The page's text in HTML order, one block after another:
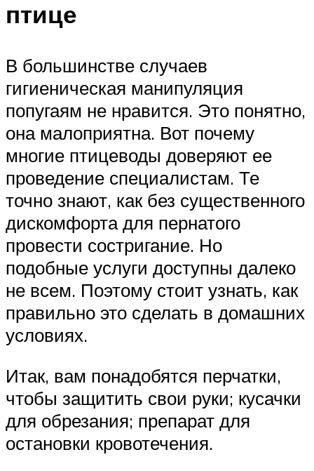
птице
В большинстве случаев
гигиеническая манипуляция
попугаям не нравится. Это понятно,
она малоприятна. Вот почему
многие птицеводы доверяют ее
проведение специалистам. Те
точно знают, как без существенного
дискомфорта для пернатого
провести состригание. Но
подобные услуги доступны далеко
не всем. Поэтому стоит узнать, как
правильно это сделать в домашних
условиях.
Итак, вам понадобятся перчатки,
чтобы защитить свои руки; кусачки
для обрезания; препарат для
остановки кровотечения.